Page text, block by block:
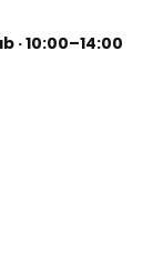
· 10:00–14:00